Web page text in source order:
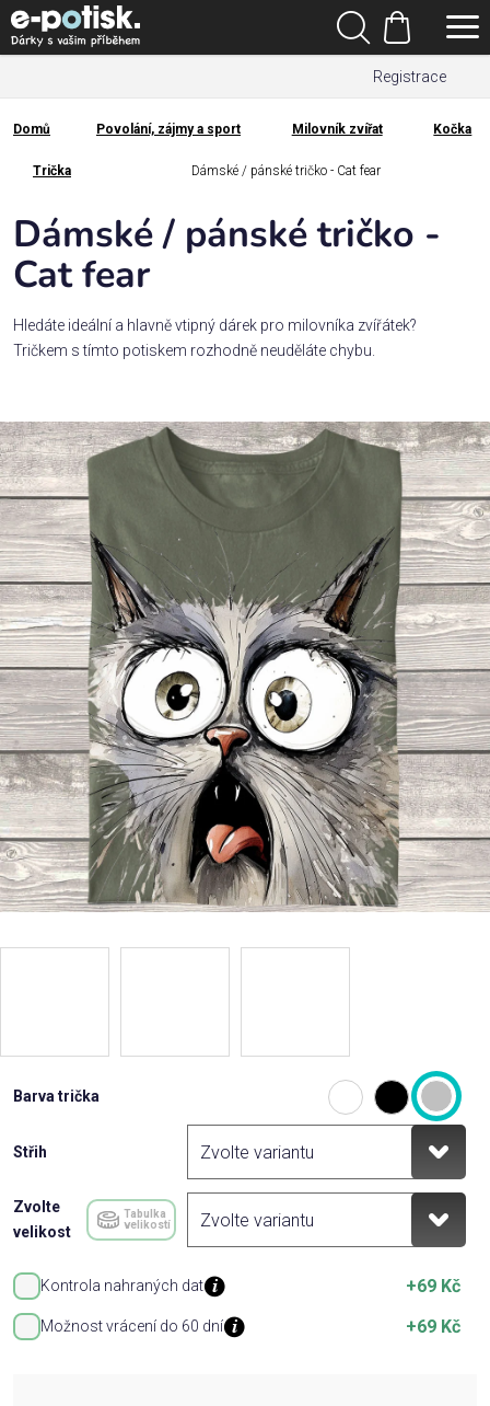
Přejít
na
obsah
Registrace
Hledat
Nákupní
košík
Kategorie
Dárek
pro
Rodina
/
Povolání,
zájmy a
sport
Příležitosti
Domácnost
Kolekce
Oblečení
Přihlášení
Domů
Domů Povolání, zájmy a sport Milovník zvířat Kočka
Trička Dámské / pánské tričko - Cat fear
Barva trička
Střih
Zvolte
velikost
Tabulka
velikostí
Kontrola nahraných dat +69 Kč
Možnost vrácení do 60 dní +69 Kč
Dámské / pánské tričko -
Cat fear
Hledáte ideální a hlavně vtipný dárek pro milovníka zvířátek?
Tričkem s tímto potiskem rozhodně neuděláte chybu.